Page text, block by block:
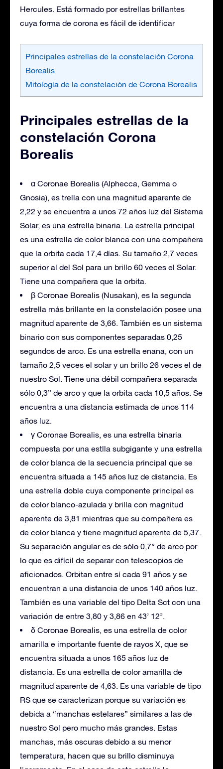
Hercules. Está formado por estrellas brillantes
cuya forma de corona es fácil de identificar
Principales estrellas de la constelación Corona
Borealis
Mitología de la constelación de Corona Borealis
Principales estrellas de la
constelación Corona
Borealis
α Coronae Borealis (Alphecca, Gemma o
Gnosia), es trella con una magnitud aparente de
2,22 y se encuentra a unos 72 años luz del Sistema
Solar, es una estrella binaria. La estrella principal
es una estrella de color blanca con una compañera
que la orbita cada 17,4 días. Su tamaño 2,7 veces
superior al del Sol para un brillo 60 veces el Solar.
Tiene una compañera que la orbita.
β Coronae Borealis (Nusakan), es la segunda
estrella más brillante en la constelación posee una
magnitud aparente de 3,66. También es un sistema
binario con sus componentes separadas 0,25
segundos de arco. Es una estrella enana, con un
tamaño 2,5 veces el solar y un brillo 26 veces el de
nuestro Sol. Tiene una débil compañera separada
sólo 0,3” de arco y que la orbita cada 10,5 años. Se
encuentra a una distancia estimada de unos 114
años luz.
γ Coronae Borealis, es una estrella binaria
compuesta por una estlla subgigante y una estrella
de color blanca de la secuencia principal que se
encuentra situada a 145 años luz de distancia. Es
una estrella doble cuya componente principal es
de color blanco-azulada y brilla con magnitud
aparente de 3,81 mientras que su compañera es
de color blanca y tiene magnitud aparente de 5,37.
Su separación angular es de sólo 0,7” de arco por
lo que es difícil de separar con telescopios de
aficionados. Orbitan entre sí cada 91 años y se
encuentran a una distancia de unos 140 años luz.
También es una variable del tipo Delta Sct con una
variación de entre 3,80 y 3,86 en 43’ 12’’.
δ Coronae Borealis, es una estrella de color
amarilla e importante fuente de rayos X, que se
encuentra situada a unos 165 años luz de
distancia. Es una estrella de color amarilla de
magnitud aparente de 4,63. Es una variable de tipo
RS que se caracterizan porque su variación es
debida a “manchas estelares” similares a las de
nuestro Sol pero mucho más grandes. Estas
manchas, más oscuras debido a su menor
temperatura, hacen que su brillo disminuya